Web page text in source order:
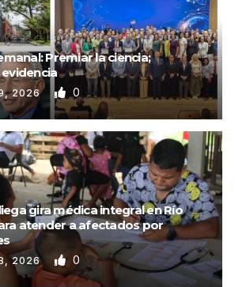
Premiar la ciencia;
2026 0
gira médica integral en Río
atender a afectados por
2026 0